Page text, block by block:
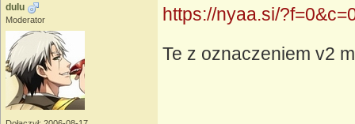
dulu
Moderator
https://nyaa.si/
Te z oznaczeniem v2